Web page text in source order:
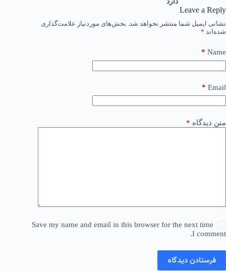
Leave a Reply
نشانی ایمیل شما منتشر نخواهد شد. بخش‌های موردنیاز علامت‌گذاری
شده‌اند *
Name
*
Email
*
متن دیدگاه *
Save my name and email in this browser for the next time
I comment.
فرستادن دیدگاه